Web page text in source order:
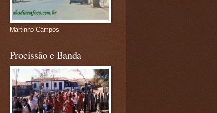
Martinho Campos
Procissão e Banda